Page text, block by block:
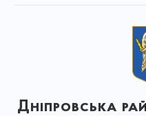
Дніпровська